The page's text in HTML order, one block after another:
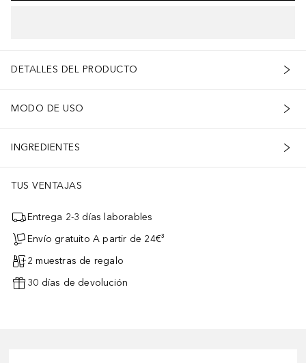
DETALLES DEL PRODUCTO
MODO DE USO
INGREDIENTES
TUS VENTAJAS
Entrega 2-3 días laborables
Envío gratuito A partir de 24€³
2 muestras de regalo
30 días de devolución